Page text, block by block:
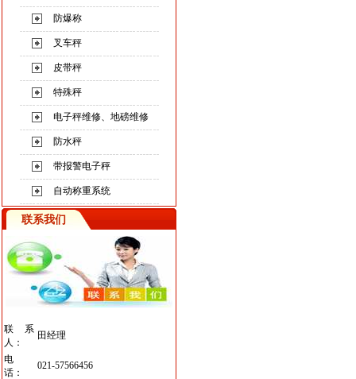
防爆称
叉车秤
皮带秤
特殊秤
电子秤维修、地磅维修
防水秤
带报警电子秤
自动称重系统
联系我们
联系
人：
田经理
电
话：
021-57566456